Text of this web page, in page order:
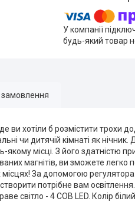
У компанії
будь-який товар
замовлення
ви хотіли б розмістити трохи
чи дитячій кімнаті як нічник.
місці. З його здатністю
магнітів, ви зможете легко
місцях! За допомогою
потрібне вам
світло - 4 COB LED. Колір